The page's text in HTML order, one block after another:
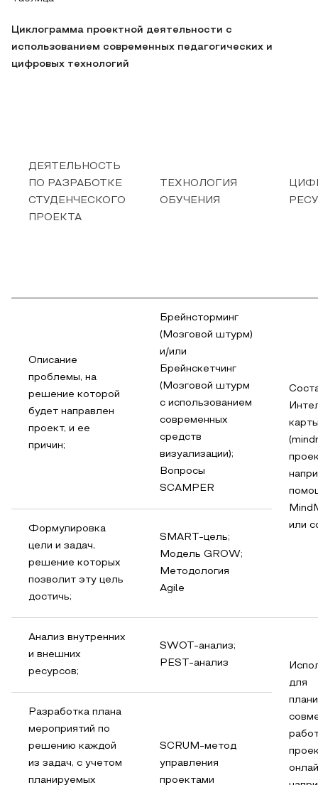
Циклограмма проектной деятельности с
использованием современных педагогических и
цифровых технологий
ДЕЯТЕЛЬНОСТЬ
ПО РАЗРАБОТКЕ
СТУДЕНЧЕСКОГО
ПРОЕКТА
ТЕХНОЛОГИЯ
ОБУЧЕНИЯ
Описание
проблемы, на
решение которой
будет направлен
проект, и ее
причин;
Брейнсторминг
(Мозговой штурм)
и/или
Брейнскетчинг
(Мозговой штурм
с использованием
современных
средств
визуализации);
Вопросы
SCAMPER
или
Формулировка
цели и задач,
решение которых
позволит эту цель
достичь;
SMART-цель;
Модель GROW;
Методология
Agile
Анализ внутренних
и внешних
ресурсов;
SWOT-анализ;
PEST-анализ
для
Разработка плана
мероприятий по
решению каждой
из задач, с учетом
планируемых
SCRUM-метод
управления
проектами